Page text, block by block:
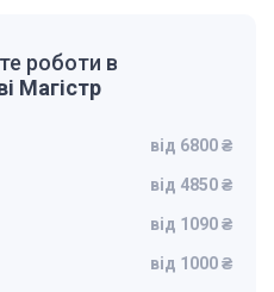
роботи в
Магістр
від 6800 ₴
від 4850 ₴
від 1090 ₴
від 1000 ₴